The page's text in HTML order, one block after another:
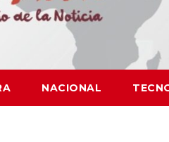
NACIONAL